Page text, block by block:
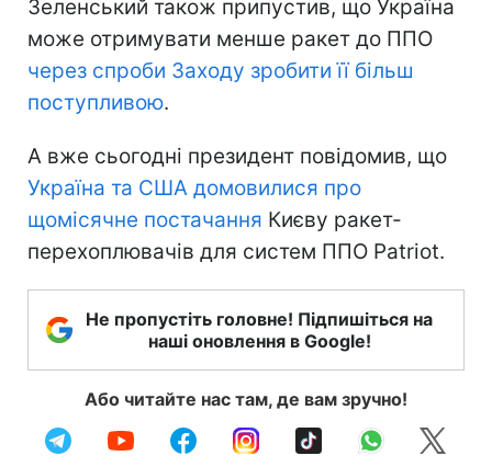
Зеленський також припустив, що Україна
може отримувати менше ракет до ППО
через спроби Заходу зробити її більш
поступливою.
А вже сьогодні президент повідомив, що
Україна та США домовилися про
щомісячне постачання Києву ракет-
перехоплювачів для систем ППО Patriot.
Не пропустіть головне! Підпишіться на
наші оновлення в Google!
Або читайте нас там, де вам зручно!